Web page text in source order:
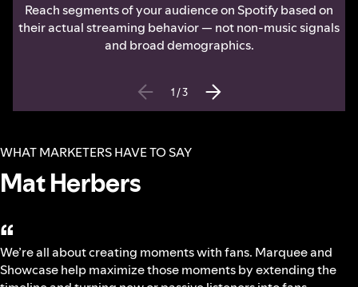
Reach segments of your audience on Spotify based on
their actual streaming behavior — not non-music signals
and broad demographics.
1 /3
WHAT MARKETERS HAVE TO SAY
Mat Herbers
“
We’re all about creating moments with fans. Marquee and
Showcase help maximize those moments by extending the